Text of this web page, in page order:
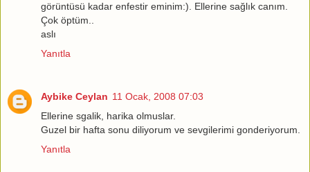
görüntüsü kadar enfestir eminim:). Ellerine sağlık canım.
Çok öptüm..
aslı
Yanıtla
Aybike Ceylan 11 Ocak, 2008 07:03
Ellerine sgalik, harika olmuslar.
Guzel bir hafta sonu diliyorum ve sevgilerimi gonderiyorum.
Yanıtla